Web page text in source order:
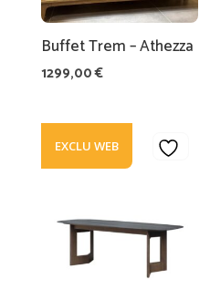
Buffet Trem – Athezza
1299,00€
EXCLU WEB